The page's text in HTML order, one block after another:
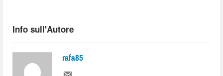
Info sull'Autore
rafa85